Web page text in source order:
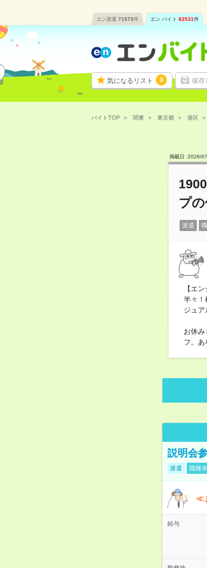
エン派遣 71573件 エン バイト 82531件
気になるリスト 0 保存
バイトTOP 関東 東京都 港区
掲載日 :2026/07
プ
派遣
【エ
半々！
ジュ
お休
フ。あ
説明会
派遣 職種
≪
給与